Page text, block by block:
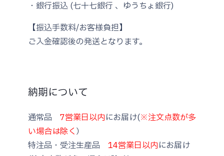
・銀行振込 (七十七銀行 、ゆうちょ銀行)
【振込手数料/お客様負担】
ご入金確認後の発送となります。
納期について
通常品 7営業日以内にお届け(※注文点数が多
い場合は除く）
特注品・受注生産品 14営業日以内にお届け